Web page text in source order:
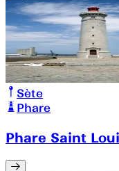
Sète
Phare
Phare Saint